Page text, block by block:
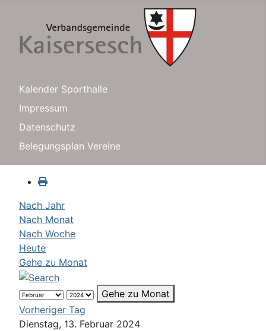
Kalender Sporthalle
Impressum
Datenschutz
Belegungsplan Vereine
Nach Jahr
Nach Monat
Nach Woche
Heute
Gehe zu Monat
Gehe zu Monat
Vorheriger Tag
Dienstag, 13. Februar 2024